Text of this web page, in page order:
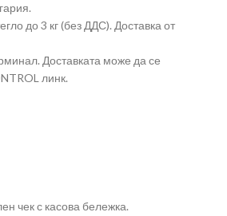
до 3 кг (без ДДС). Доставка от
Доставката може да се
линк.
чек с касова бележка.